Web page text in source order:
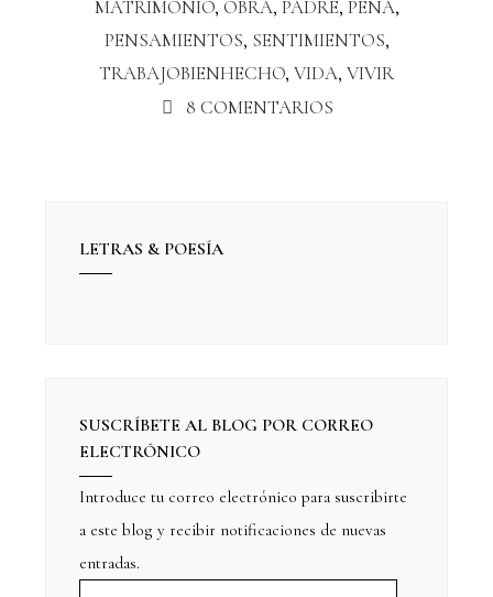
MATRIMONIO, OBRA, PADRE, PENA,
PENSAMIENTOS, SENTIMIENTOS,
TRABAJOBIENHECHO, VIDA, VIVIR
8 COMENTARIOS
LETRAS & POESÍA
SUSCRÍBETE AL BLOG POR CORREO
ELECTRÓNICO
Introduce tu correo electrónico para suscribirte
a este blog y recibir notificaciones de nuevas
entradas.